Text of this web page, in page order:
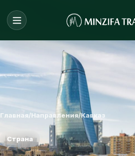
Главная/Направления/Кавказ
Страна